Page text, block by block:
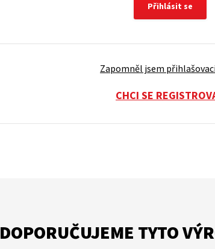
Přihlásit se
Zapomněl jsem
CHCI SE
DOPORUČUJEME TYTO